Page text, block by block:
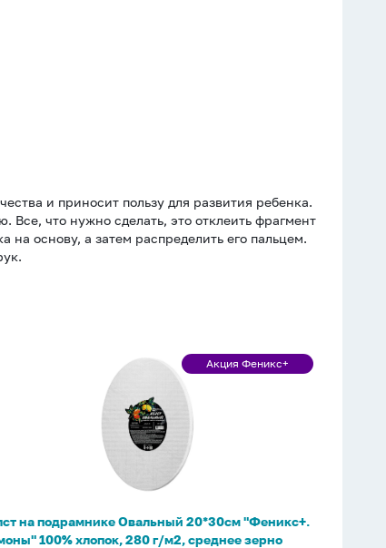
и приносит пользу для развития ребенка.
что нужно сделать, это отклеить фрагмент
основу, а затем распределить его пальцем.
Акция
Акция Феникс+
на подрамнике Овальный 20*30см "Феникс+.
100% хлопок, 280 г/м2, среднее зерно